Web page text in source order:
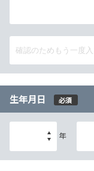
生年月日 必須
年